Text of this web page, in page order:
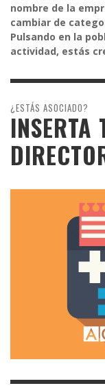
nombre de la
cambiar de
Pulsando en la
actividad, estás
¿ESTÁS ASOCIADO?
INSERTA